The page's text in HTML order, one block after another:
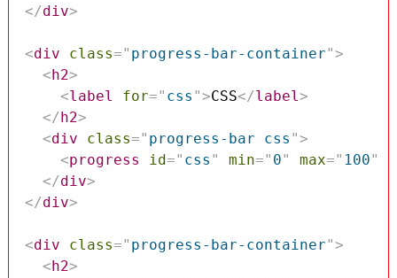
</div>
<div class=" progress-bar-container">
< h2>
<label for=" css ">CSS</label>
</ h2>
<div class=" progress-bar css ">
<progress id=" css " min=" 0" max=" 100"
</div>
</div>
<div class=" progress-bar-container">
< h2>